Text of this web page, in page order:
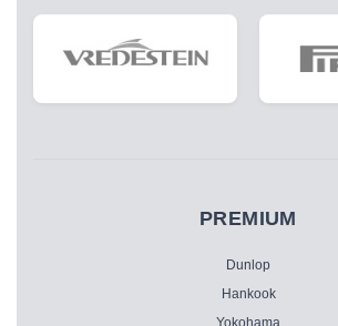
PREMIUM
Dunlop
Hankook
Yokohama